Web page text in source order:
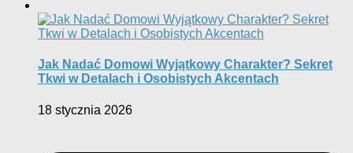
Jak Nadać Domowi Wyjątkowy Charakter? Sekret
Tkwi w Detalach i Osobistych Akcentach
18 stycznia 2026